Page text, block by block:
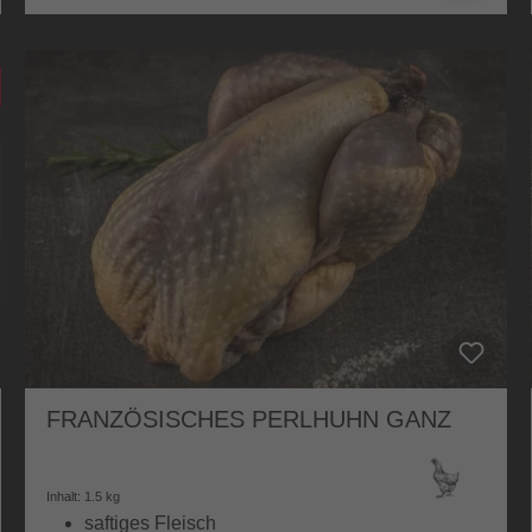
FRANZÖSISCHES PERLHUHN GANZ
Inhalt: 1.5 kg
saftiges Fleisch